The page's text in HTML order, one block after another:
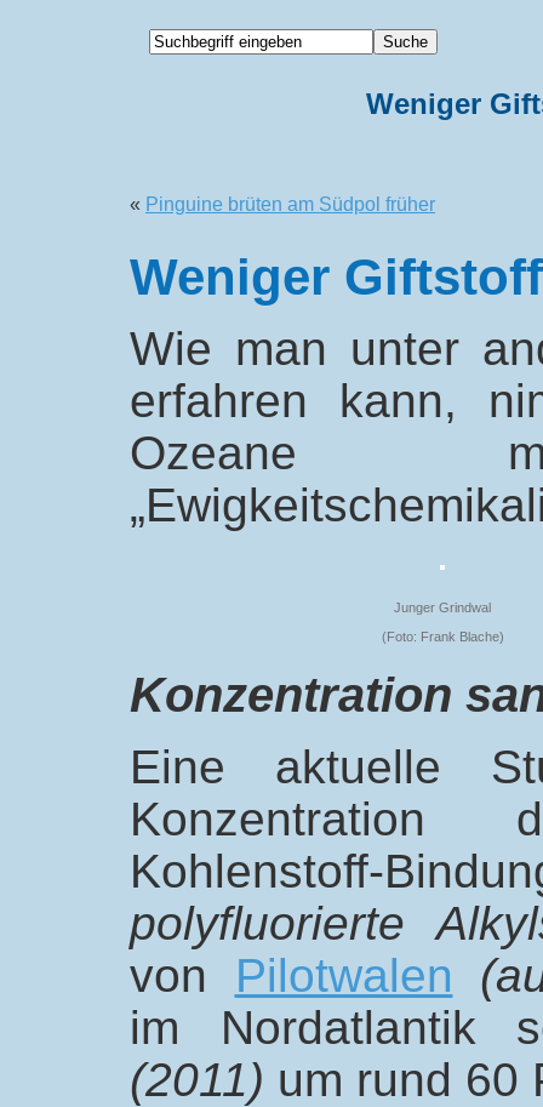
Weniger
« Pinguine brüten am Südpol früher
Weniger
Wie man unter
erfahren kann,
Ozeane
Junger Grindwal
(Foto: Frank Blache)
Konzentration
Eine aktuelle
Kohlenstoff-
polyfluorierte
von Pilotwalen
im Nordatlantik
(2011) um rund 60